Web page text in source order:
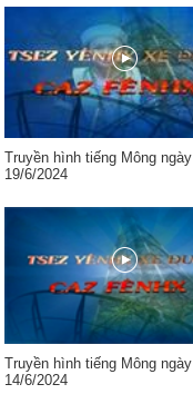
Truyền hình tiếng Mông ngày
19/6/2024
Truyền hình tiếng Mông ngày
14/6/2024